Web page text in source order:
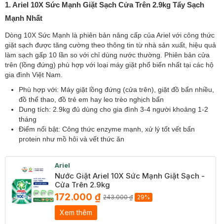
1. Ariel 10X Sức Mạnh Giặt Sạch Cửa Trên 2.9kg Tẩy Sạch
Mạnh Nhất
Dòng 10X Sức Mạnh là phiên bản nâng cấp của Ariel với công thức
giặt sạch được tăng cường theo thông tin từ nhà sản xuất, hiệu quả
làm sạch gấp 10 lần so với chỉ dùng nước thường. Phiên bản cửa
trên (lồng đứng) phù hợp với loại máy giặt phổ biến nhất tại các hộ
gia đình Việt Nam.
Phù hợp với: Máy giặt lồng đứng (cửa trên), giặt đồ bẩn nhiều,
đồ thể thao, đồ trẻ em hay leo trèo nghịch bẩn
Dung tích: 2.9kg đủ dùng cho gia đình 3-4 người khoảng 1-2
tháng
Điểm nổi bật: Công thức enzyme mạnh, xử lý tốt vết bẩn
protein như mồ hôi và vết thức ăn
Ariel
Nước Giặt Ariel 10X Sức Mạnh Giặt Sạch -
Cửa Trên 2.9kg
172.000 ₫ 243.000 ₫ 29%
Xem thêm